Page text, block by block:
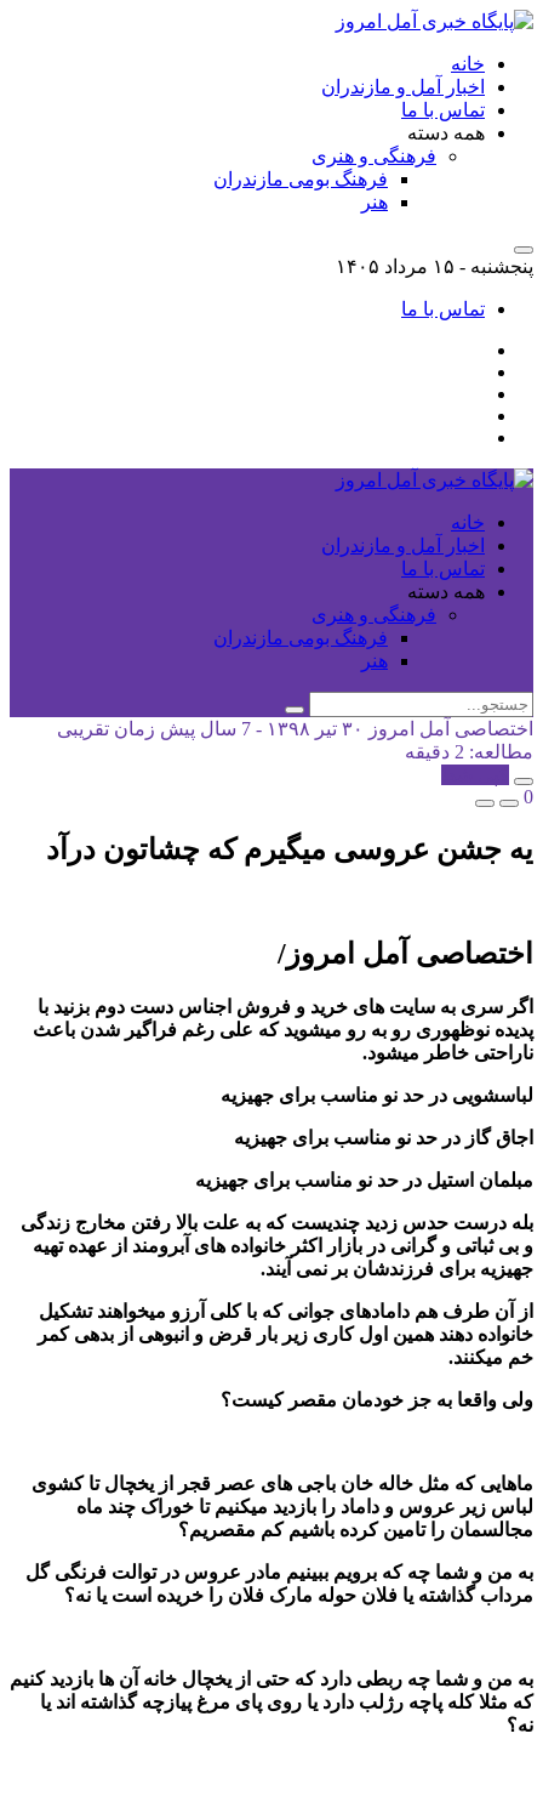
خانه
اخبار آمل و مازندران
تماس با ما
همه دسته
فرهنگی و هنری
فرهنگ بومی مازندران
هنر
پنجشنبه - ۱۵ مرداد ۱۴۰۵
تماس با ما
خانه
اخبار آمل و مازندران
تماس با ما
همه دسته
فرهنگی و هنری
فرهنگ بومی مازندران
هنر
اختصاصی آمل امروز ۳۰ تیر ۱۳۹۸ - 7 سال پیش
زمان تقریبی
مطالعه: 2 دقیقه
0
یه جشن عروسی میگیرم که چشاتون درآد
اختصاصی آمل امروز/
اگر سری به سایت های خرید و فروش اجناس دست دوم بزنید با
پدیده نوظهوری رو به رو میشوید که علی رغم فراگیر شدن باعث
ناراحتی خاطر میشود.
لباسشویی در حد نو مناسب برای جهیزیه
اجاق گاز در حد نو مناسب برای جهیزیه
مبلمان استیل در حد نو مناسب برای جهیزیه
بله درست حدس زدید چندیست که به علت بالا رفتن مخارج زندگی
و بی ثباتی و گرانی در بازار اکثر خانواده های آبرومند از عهده تهیه
جهیزیه برای فرزندشان بر نمی آیند.
از آن طرف هم دامادهای جوانی که با کلی آرزو میخواهند تشکیل
خانواده دهند همین اول کاری زیر بار قرض و انبوهی از بدهی کمر
خم میکنند.
ولی واقعا به جز خودمان مقصر کیست؟
ماهایی که مثل خاله خان باجی های عصر قجر از یخچال تا کشوی
لباس زیر عروس و داماد را بازدید میکنیم تا خوراک چند ماه
مجالسمان را تامین کرده باشیم کم مقصریم؟
به من و شما چه که برویم ببینیم مادر عروس در توالت فرنگی گل
مرداب گذاشته یا فلان حوله مارک فلان را خریده است یا نه؟
به من و شما چه ربطی دارد که حتی از یخچال خانه آن ها بازدید کنیم
که مثلا کله پاچه رژلب دارد یا روی پای مرغ پیازچه گذاشته اند یا
نه؟